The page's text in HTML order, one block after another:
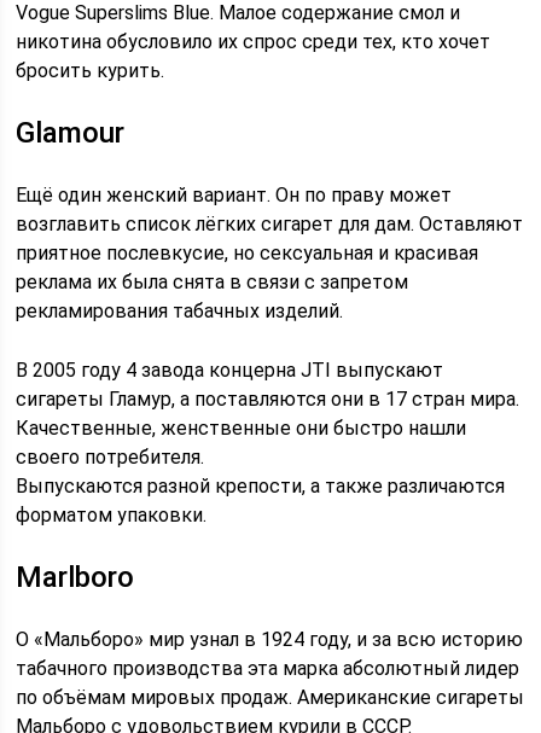
Vogue Superslims Blue. Малое содержание смол и
никотина обусловило их спрос среди тех, кто хочет
бросить курить.
Glamour
Ещё один женский вариант. Он по праву может
возглавить список лёгких сигарет для дам. Оставляют
приятное послевкусие, но сексуальная и красивая
реклама их была снята в связи с запретом
рекламирования табачных изделий.
В 2005 году 4 завода концерна JTI выпускают
сигареты Гламур, а поставляются они в 17 стран мира.
Качественные, женственные они быстро нашли
своего потребителя.
Выпускаются разной крепости, а также различаются
форматом упаковки.
Marlboro
О «Мальборо» мир узнал в 1924 году, и за всю историю
табачного производства эта марка абсолютный лидер
по объёмам мировых продаж. Американские сигареты
Мальборо с удовольствием курили в СССР.